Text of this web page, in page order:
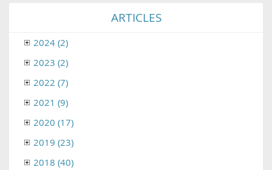
ARTICLES
2024 (2)
2023 (2)
2022 (7)
2021 (9)
2020 (17)
2019 (23)
2018 (40)